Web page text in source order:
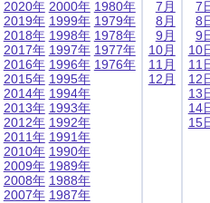
2020年
2019年
2018年
2017年
2016年
2015年
2014年
2013年
2012年
2011年
2010年
2009年
2008年
2007年
2000年
1999年
1998年
1997年
1996年
1995年
1994年
1993年
1992年
1991年
1990年
1989年
1988年
1987年
1980年
1979年
1978年
1977年
1976年
7月
8月
9月
10月
11月
12月
7
8
9
10
11
12
13
14
15